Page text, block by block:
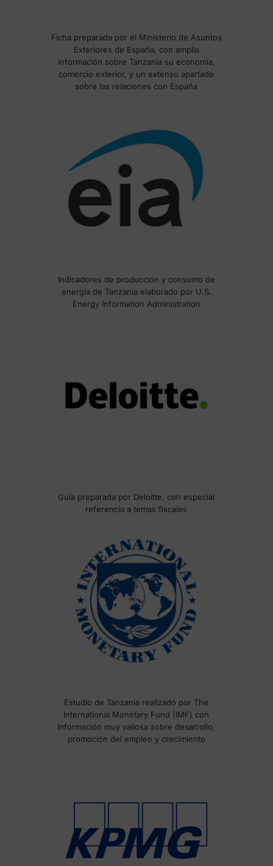
Ficha preparada por el Ministerio de Asuntos
Exteriores de España, con amplia
información sobre Tanzania su economía,
comercio exterior, y un extenso apartado
sobre las relaciones con España
Indicadores de producción y consumo de
energía de Tanzania elaborado por U.S.
Energy Information Administration
Guía preparada por Deloitte, con especial
referencia a temas fiscales
Estudio de Tanzania realizado por The
International Monetary Fund (IMF) con
información muy valiosa sobre desarrollo,
promoción del empleo y crecimiento